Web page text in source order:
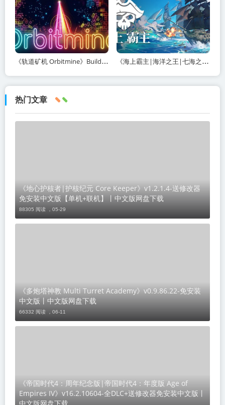
《轨道矿机 Orbitmine》Build.24135737-免安装中文版丨中文版网盘下载 《海上霸主|海洋之王|七海之王 King of Seas》v1.20-免安装中文版丨中文版网盘下载
热门文章
《地心护核者|护核纪元 Core Keeper》v1.2.1.4-送修改器
免安装中文版【单机+联机】丨中文版网盘下载
88305 阅读 ， 05-29
《多炮塔神教 Multi Turret Academy》v0.9.86.22-免安装
中文版丨中文版网盘下载
66332 阅读 ， 06-11
《帝国时代4：周年纪念版|帝国时代4：年度版 Age of
Empires IV》v16.2.10604-全DLC+送修改器免安装中文版丨